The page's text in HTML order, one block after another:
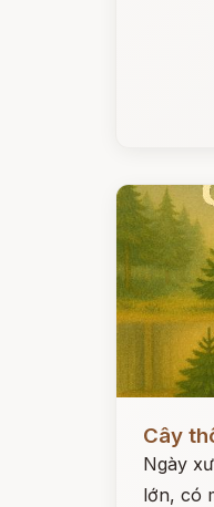
Cây
Ngày
lớn, có